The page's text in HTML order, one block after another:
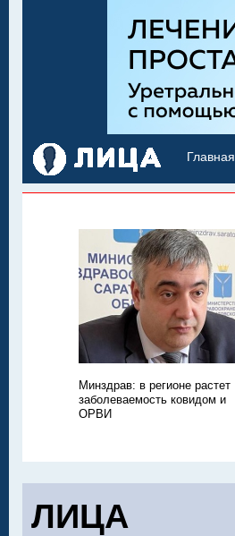
Главная
Минздрав: в регионе растет
заболеваемость ковидом и
ОРВИ
ЛИЦА